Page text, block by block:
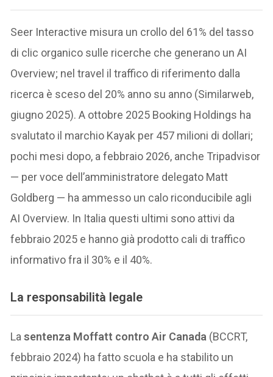
Seer Interactive misura un crollo del 61% del tasso
di clic organico sulle ricerche che generano un AI
Overview; nel travel il traffico di riferimento dalla
ricerca è sceso del 20% anno su anno (Similarweb,
giugno 2025). A ottobre 2025 Booking Holdings ha
svalutato il marchio Kayak per 457 milioni di dollari;
pochi mesi dopo, a febbraio 2026, anche Tripadvisor
— per voce dell’amministratore delegato Matt
Goldberg — ha ammesso un calo riconducibile agli
AI Overview. In Italia questi ultimi sono attivi da
febbraio 2025 e hanno già prodotto cali di traffico
informativo fra il 30% e il 40%.
La responsabilità legale
Lasentenza Moffatt contro Air Canada (BCCRT,
febbraio 2024) ha fatto scuola e ha stabilito un